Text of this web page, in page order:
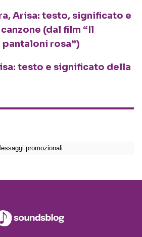
Arisa: testo, significato e
(dal film “Il
pantaloni rosa”)
testo e significato della